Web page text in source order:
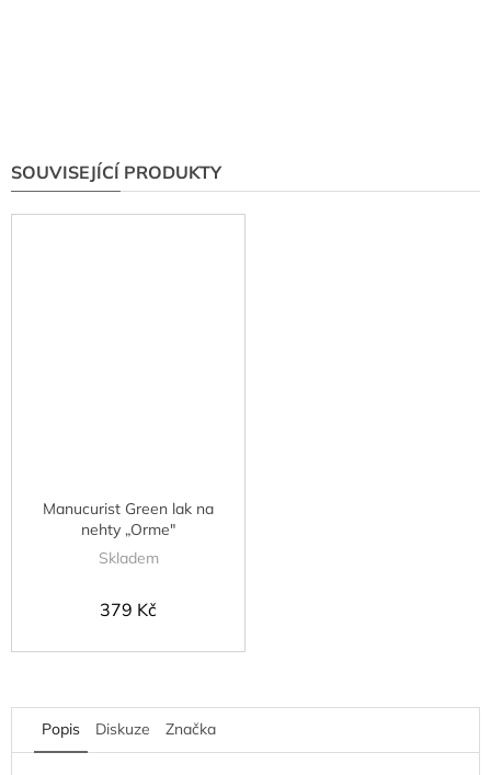
SOUVISEJÍCÍ PRODUKTY
Manucurist Green lak na
nehty „Orme"
Skladem
379 Kč
Popis Diskuze Značka